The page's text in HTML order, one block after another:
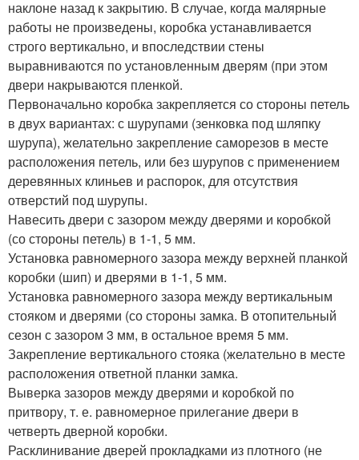
наклоне назад к закрытию. В случае, когда малярные
работы не произведены, коробка устанавливается
строго вертикально, и впоследствии стены
выравниваются по установленным дверям (при этом
двери накрываются пленкой.
Первоначально коробка закрепляется со стороны петель
в двух вариантах: с шурупами (зенковка под шляпку
шурупа), желательно закрепление саморезов в месте
расположения петель, или без шурупов с применением
деревянных клиньев и распорок, для отсутствия
отверстий под шурупы.
Навесить двери с зазором между дверями и коробкой
(со стороны петель) в 1-1, 5 мм.
Установка равномерного зазора между верхней планкой
коробки (шип) и дверями в 1-1, 5 мм.
Установка равномерного зазора между вертикальным
стояком и дверями (со стороны замка. В отопительный
сезон с зазором 3 мм, в остальное время 5 мм.
Закрепление вертикального стояка (желательно в месте
расположения ответной планки замка.
Выверка зазоров между дверями и коробкой по
притвору, т. е. равномерное прилегание двери в
четверть дверной коробки.
Расклинивание дверей прокладками из плотного (не